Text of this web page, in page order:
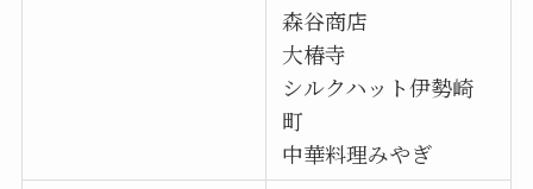
森谷商店
大椿寺
シルクハット伊勢崎
町
中華料理みやぎ